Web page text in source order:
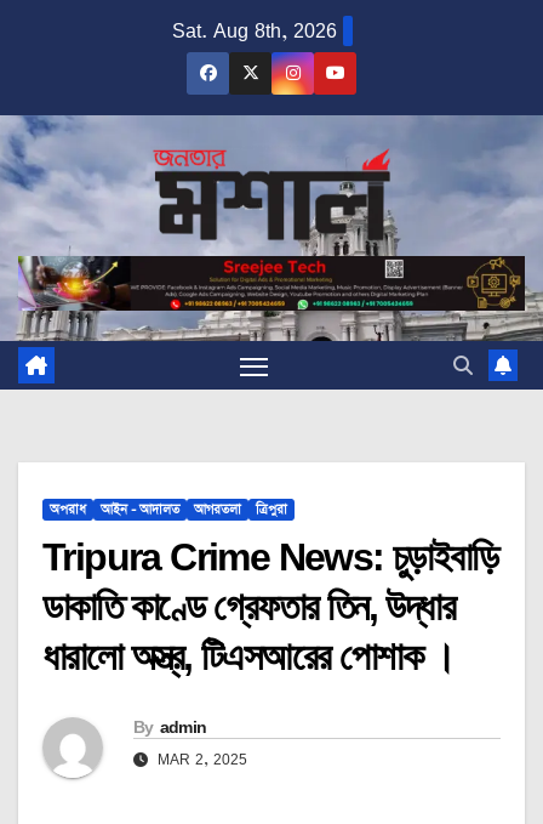
Sat. Aug 8th, 2026
অপরাধ আইন - আদালত আগরতলা ত্রিপুরা
Tripura Crime News: চুড়াইবাড়ি
ডাকাতি কাণ্ডে গ্রেফতার তিন, উদ্ধার
ধারালো অস্ত্র, টিএসআরের পোশাক ।
By admin
MAR 2, 2025